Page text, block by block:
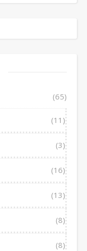
(65)
(11)
(3)
(16)
(13)
(8)
(8)